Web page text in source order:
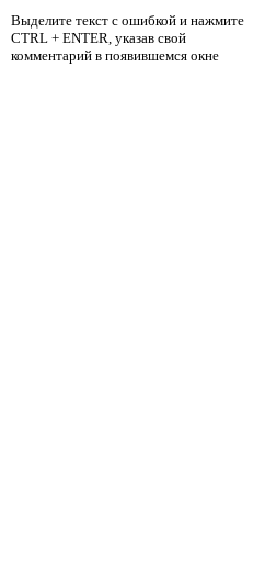
Выделите текст с ошибкой и нажмите
CTRL + ENTER, указав свой
комментарий в появившемся окне